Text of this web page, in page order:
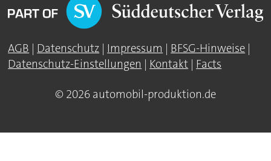
AGB | Datenschutz | Impressum | BFSG-Hinweise |
Datenschutz-Einstellungen | Kontakt | Facts
© 2026 automobil-produktion.de